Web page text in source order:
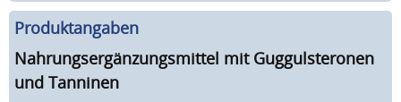
Produktangaben
Nahrungsergänzungsmittel mit Guggulsteronen
und Tanninen